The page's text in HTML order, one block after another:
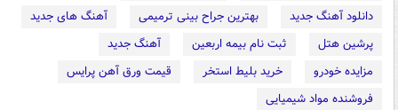
دانلود آهنگ جدید
بهترین جراح بینی ترمیمی
آهنگ های جدید
پرشین هتل
ثبت نام بیمه اربعین
آهنگ جدید
مزایده خودرو
خرید بلیط استخر
قیمت ورق آهن پرایس
فروشنده مواد شیمیایی